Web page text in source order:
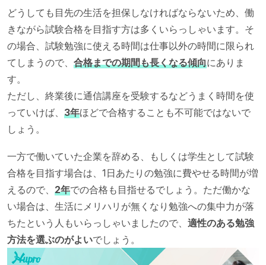
どうしても目先の生活を担保しなければならないため、働
きながら試験合格を目指す方は多くいらっしゃいます。そ
の場合、試験勉強に使える時間は仕事以外の時間に限られ
てしまうので、 合格までの期間も長くなる傾向にありま
す。
ただし、終業後に通信講座を受験するなどうまく時間を使
っていけば、 3年ほどで合格することも不可能ではないで
しょう。
一方で働いていた企業を辞める、もしくは学生として試験
合格を目指す場合は、1日あたりの勉強に費やせる時間が増
えるので、 2年での合格も目指せるでしょう。ただ働かな
い場合は、生活にメリハリが無くなり勉強への集中力が落
ちたという人もいらっしゃいましたので、 適性のある勉強
方法を選ぶのがよいでしょう。